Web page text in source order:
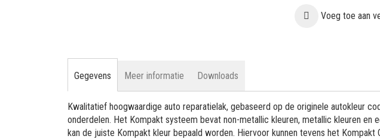
gallerij
Voeg toe aan
Gegevens
Kwalitatief hoogwaardige auto reparatielak, gebaseerd op de originele autokleur
onderdelen. Het Kompakt systeem bevat non-metallic kleuren, metallic kleuren en
kan de juiste Kompakt kleur bepaald worden. Hiervoor kunnen tevens het
Meer informatie Downloads